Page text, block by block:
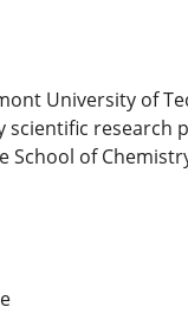
University of
research
School of